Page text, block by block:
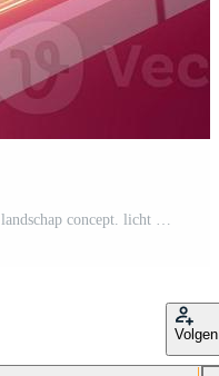
3D render van cyber punk nacht stad landschap concept. licht gloeien op donkere scène. nachtleven. technologie netwerk voor 5g. voorbij generatie en futuristisch van sci-fi hoofdstad en bouwscène. Pro Foto
Volgen